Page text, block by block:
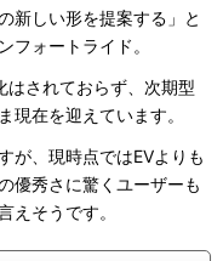
新しい形を提案する」と
フォートライド。
されておらず、次期型
現在を迎えています。
が、現時点ではEVよりも
優秀さに驚くユーザーも
えそうです。